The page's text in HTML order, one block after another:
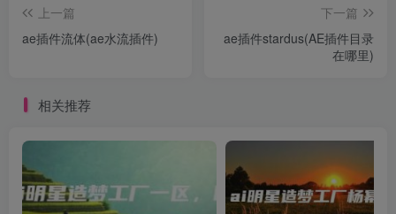
上一篇
ae插件流体(ae水流插件)
下一篇
ae插件stardus(AE插件目录
在哪里)
相关推荐